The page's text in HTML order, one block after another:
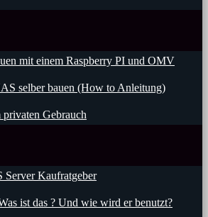
mit einem Raspberry PI und OMV
selber bauen (How to Anleitung)
Gebrauch
Server Kaufratgeber
ist das ? Und wie wird er benutzt?